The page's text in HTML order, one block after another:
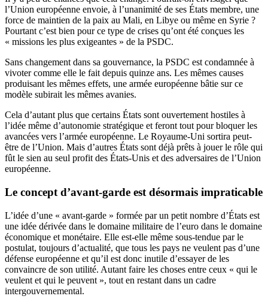
l’Union européenne envoie, à l’unanimité de ses États membre, une
force de maintien de la paix au Mali, en Libye ou même en Syrie ?
Pourtant c’est bien pour ce type de crises qu’ont été conçues les
« missions les plus exigeantes » de la PSDC.
Sans changement dans sa gouvernance, la PSDC est condamnée à
vivoter comme elle le fait depuis quinze ans. Les mêmes causes
produisant les mêmes effets, une armée européenne bâtie sur ce
modèle subirait les mêmes avanies.
Cela d’autant plus que certains États sont ouvertement hostiles à
l’idée même d’autonomie stratégique et feront tout pour bloquer les
avancées vers l’armée européenne. Le Royaume-Uni sortira peut-
être de l’Union. Mais d’autres États sont déjà prêts à jouer le rôle qui
fût le sien au seul profit des États-Unis et des adversaires de l’Union
européenne.
Le concept d’avant-garde est désormais impraticable
L’idée d’une « avant-garde » formée par un petit nombre d’États est
une idée dérivée dans le domaine militaire de l’euro dans le domaine
économique et monétaire. Elle est-elle même sous-tendue par le
postulat, toujours d’actualité, que tous les pays ne veulent pas d’une
défense européenne et qu’il est donc inutile d’essayer de les
convaincre de son utilité. Autant faire les choses entre ceux « qui le
veulent et qui le peuvent », tout en restant dans un cadre
intergouvernemental.